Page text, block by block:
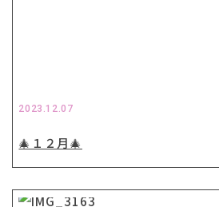
2023.12.07
🎄１２月🎄